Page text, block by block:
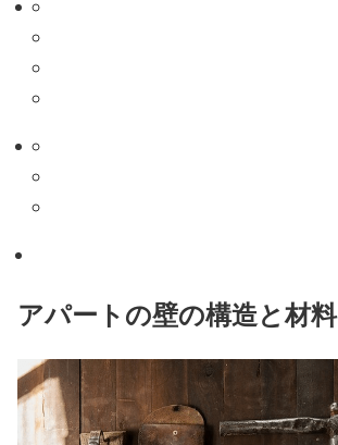
アパートの壁の構造と材料